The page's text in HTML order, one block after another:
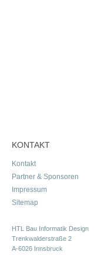
KONTAKT
Kontakt
Partner & Sponsoren
Impressum
Sitemap
HTL Bau Informatik Design
Trenkwalderstraße 2
A-6026 Innsbruck